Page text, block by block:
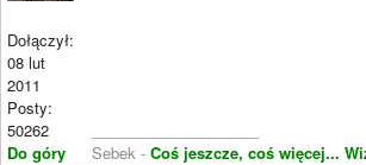
Dołączył:
08 lut
2011
Posty:
50262
Do góry
Sebek - Coś jeszcze, coś więcej...